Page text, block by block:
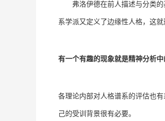
弗洛伊德在前人描述与分类
系学派又定义了边缘性人格，这
有一个有趣的现象就是精神分析
各理论内部对人格谱系的评估也
己的受训背景很有必要。